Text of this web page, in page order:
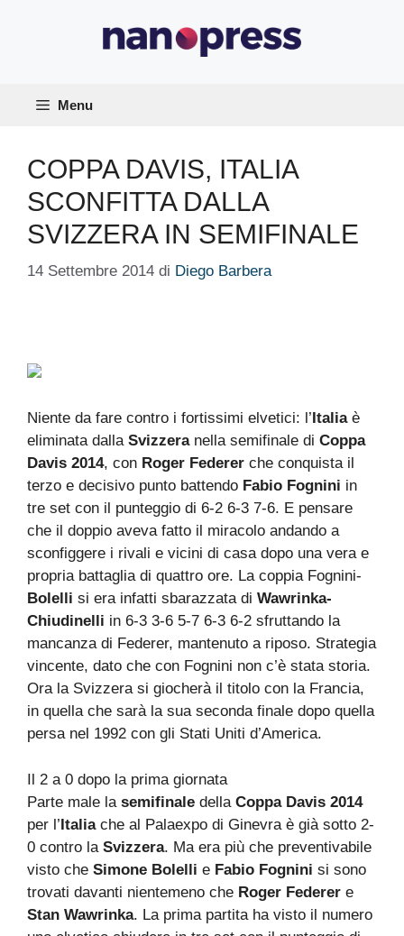
Menu
COPPA DAVIS, ITALIA
SCONFITTA DALLA
SVIZZERA IN SEMIFINALE
14 Settembre 2014 di Diego Barbera
Niente da fare contro i fortissimi elvetici: l’ Italiaè
eliminata dalla Svizzeranella semifinale di Coppa
Davis 2014, con Roger Federer che conquista il
terzo e decisivo punto battendo Fabio Fognini in
tre set con il punteggio di 6-2 6-3 7-6. E pensare
che il doppio aveva fatto il miracolo andando a
sconfiggere i rivali e vicini di casa dopo una vera e
propria battaglia di quattro ore. La coppia Fognini-
Bolelli si era infatti sbarazzata di Wawrinka-
Chiudinelli in 6-3 3-6 5-7 6-3 6-2 sfruttando la
mancanza di Federer, mantenuto a riposo. Strategia
vincente, dato che con Fognini non c’è stata storia.
Ora la Svizzera si giocherà il titolo con la Francia,
in quella che sarà la sua seconda finale dopo quella
persa nel 1992 con gli Stati Uniti d’America.
Il 2 a 0 dopo la prima giornata
Parte male la semifinale della Coppa Davis 2014
per l’Italiache al Palaexpo di Ginevra è già sotto 2-
0 contro la Svizzera. Ma era più che preventivabile
visto che Simone Bolelli e Fabio Fognini si sono
trovati davanti nientemeno che Roger Federer e
Stan Wawrinka. La prima partita ha visto il numero